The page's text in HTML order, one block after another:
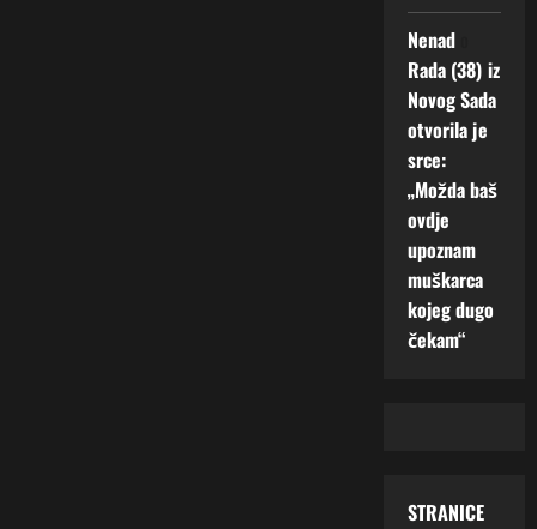
Nenad
Rada (38) iz
Novog Sada
otvorila je
srce:
„Možda baš
ovdje
upoznam
muškarca
kojeg dugo
čekam“
STRANICE